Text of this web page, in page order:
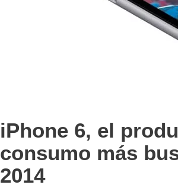
iPhone 6, el
consumo más
2014